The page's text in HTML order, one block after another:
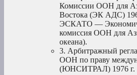
Комиссии ООН для
Востока (ЭК АДС)
ЭСКАТО —
комиссия ООН для
океана).
3. Арбитражный
ООН по праву
(ЮНСИТРАЛ) 1976 г.